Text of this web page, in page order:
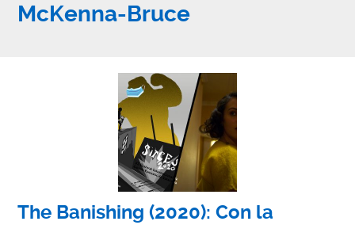
McKenna-Bruce
The Banishing (2020): Con la